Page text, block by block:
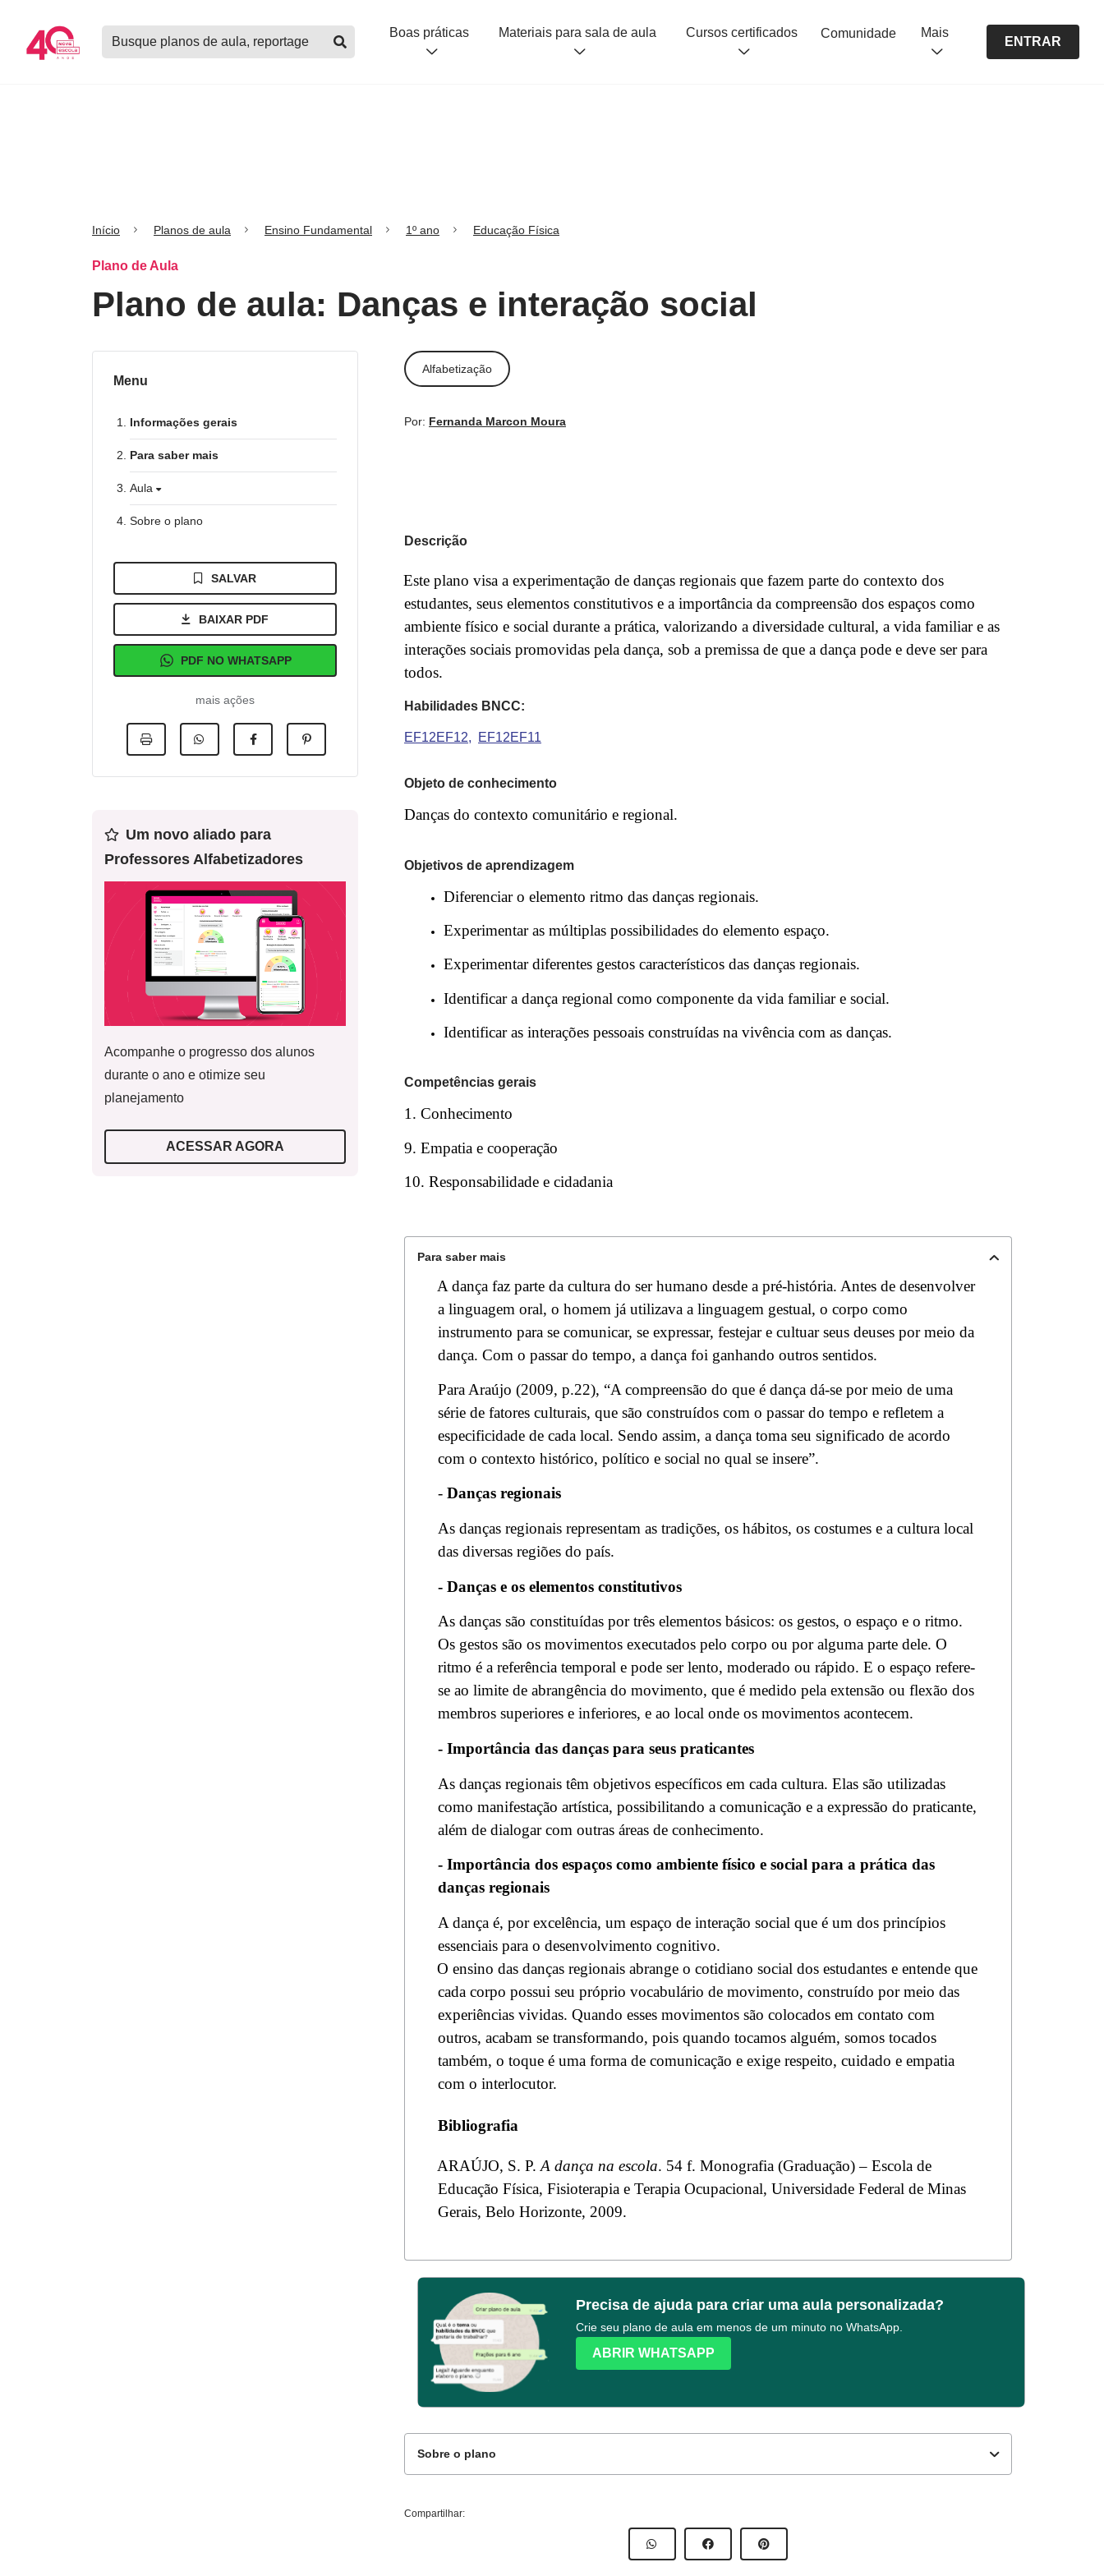
Buscar
planos
Boas práticas Materiais para sala de aula Cursos certificados Comunidade Mais
ENTRAR
Início Planos de aula Ensino Fundamental 1º ano Educação Física
Plano de Aula
Plano de aula: Danças e interação social
Menu
Informações gerais
Para saber mais
Aula
Sobre o plano
SALVAR
BAIXAR PDF
PDF NO WHATSAPP
mais ações
Um novo aliado para
Professores Alfabetizadores
Acompanhe o progresso dos alunos
durante o ano e otimize seu
planejamento
ACESSAR AGORA
Alfabetização
Por: Fernanda Marcon Moura
Descrição
Este plano visa a experimentação de danças regionais que fazem parte do contexto dos
estudantes, seus elementos constitutivos e a importância da compreensão dos espaços como
ambiente físico e social durante a prática, valorizando a diversidade cultural, a vida familiar e as
interações sociais promovidas pela dança, sob a premissa de que a dança pode e deve ser para
todos.
Habilidades BNCC:
EF12EF12 EF12EF11
Objeto de conhecimento
Danças do contexto comunitário e regional.
Objetivos de aprendizagem
Diferenciar o elemento ritmo das danças regionais.
Experimentar as múltiplas possibilidades do elemento espaço.
Experimentar diferentes gestos característicos das danças regionais.
Identificar a dança regional como componente da vida familiar e social.
Identificar as interações pessoais construídas na vivência com as danças.
Competências gerais
1. Conhecimento
9. Empatia e cooperação
10. Responsabilidade e cidadania
Para saber mais
A dança faz parte da cultura do ser humano desde a pré-história. Antes de desenvolver
a linguagem oral, o homem já utilizava a linguagem gestual, o corpo como
instrumento para se comunicar, se expressar, festejar e cultuar seus deuses por meio da
dança. Com o passar do tempo, a dança foi ganhando outros sentidos.
Para Araújo (2009, p.22), “A compreensão do que é dança dá-se por meio de uma
série de fatores culturais, que são construídos com o passar do tempo e refletem a
especificidade de cada local. Sendo assim, a dança toma seu significado de acordo
com o contexto histórico, político e social no qual se insere”.
- Danças regionais
As danças regionais representam as tradições, os hábitos, os costumes e a cultura local
das diversas regiões do país.
- Danças e os elementos constitutivos
As danças são constituídas por três elementos básicos: os gestos, o espaço e o ritmo.
Os gestos são os movimentos executados pelo corpo ou por alguma parte dele. O
ritmo é a referência temporal e pode serlento, moderado ou rápido. E o espaço refere-
se ao limite de abrangência do movimento, que é medido pela extensão ou flexão dos
membros superiores e inferiores, e ao local onde os movimentos acontecem.
- Importância das danças para seus praticantes
As danças regionais têm objetivos específicos em cada cultura. Elas são utilizadas
como manifestação artística, possibilitando a comunicação e a expressão do praticante,
além de dialogar com outras áreas de conhecimento.
- Importância dos espaços como ambiente físico e social para a prática das
danças regionais
A dança é, por excelência, um espaço de interação social que é um dos princípios
essenciais para o desenvolvimento cognitivo.
O ensino das danças regionais abrange o cotidiano social dos estudantes e entende que
cada corpo possui seu próprio vocabulário de movimento, construído por meio das
experiências vividas. Quando esses movimentos são colocados em contato com
outros, acabam se transformando, pois quando tocamos alguém, somos tocados
também, o toque é uma forma de comunicação e exige respeito, cuidado e empatia
com o interlocutor.
Bibliografia
ARAÚJO, S. P. A dança na escola. 54 f. Monografia (Graduação) – Escola de
Educação Física, Fisioterapia e Terapia Ocupacional, Universidade Federal de Minas
Gerais, Belo Horizonte, 2009.
Precisa de ajuda para criar uma aula personalizada?
Crie seu plano de aula em menos de um minuto no WhatsApp.
ABRIR WHATSAPP
Sobre o plano
Este plano de atividade foi elaborado pelo time de autores NOVA
Compartilhar: